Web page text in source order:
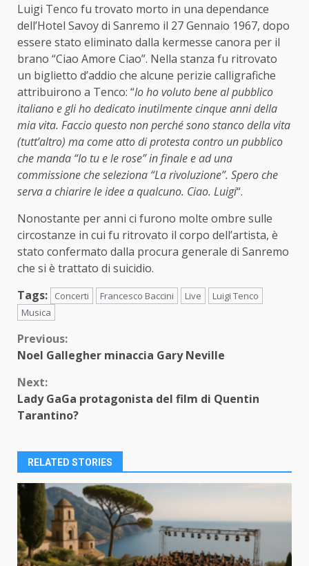
Luigi Tenco fu trovato morto in una dependance
dell’Hotel Savoy di Sanremo il 27 Gennaio 1967, dopo
essere stato eliminato dalla kermesse canora per il
brano “Ciao Amore Ciao”. Nella stanza fu ritrovato
un biglietto d’addio che alcune perizie calligrafiche
attribuirono a Tenco: “Io ho voluto bene al pubblico
italiano e gli ho dedicato inutilmente cinque anni della
mia vita. Faccio questo non perché sono stanco della vita
(tutt’altro) ma come atto di protesta contro un pubblico
che manda “Io tu e le rose” in finale e ad una
commissione che seleziona “La rivoluzione”. Spero che
serva a chiarire le idee a qualcuno. Ciao. Luigi“.
Nonostante per anni ci furono molte ombre sulle
circostanze in cui fu ritrovato il corpo dell’artista, è
stato confermato dalla procura generale di Sanremo
che si è trattato di suicidio.
Tags:
Concerti Francesco Baccini Live
Luigi Tenco
Musica
Continue
Reading
Previous:
Noel Gallegher minaccia Gary Neville
Next:
Lady GaGa protagonista del film di Quentin
Tarantino?
RELATED STORIES